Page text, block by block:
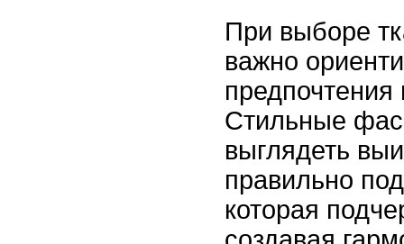
При выборе
важно
предпочтения
Стильные
выглядеть
правильно
которая